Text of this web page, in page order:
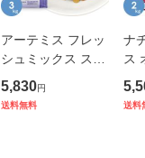
アーテミス フレッ
シュミックス スモ
ールブリードアダ
ルト 3kg
5,830円
送料無料
ナ
ス
ト
シピ FAT
送料